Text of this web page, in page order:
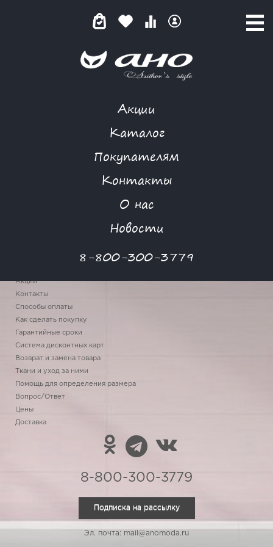
Акции
Каталог
Покупателям
Контакты
О нас
Новости
8-800-300-3779
GARDARIKA
Акции
Контакты
Способы оплаты
Как сделать покупку
Гарантийные сроки
Система дисконтных карт
Возврат и замена товара
Ткани и уход за ними
Помощь для определения размера
Вопрос/Ответ
Цены
Доставка
8-800-300-3779
Подписка на рассылку
Эл. почта: mail@anomoda.ru